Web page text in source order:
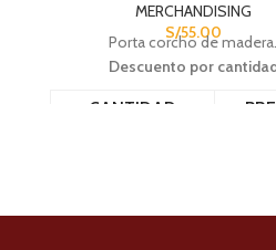
MERCHANDISING
S/55.00
Porta corcho de madera.
Descuento por
CANTIDAD
25+
S/